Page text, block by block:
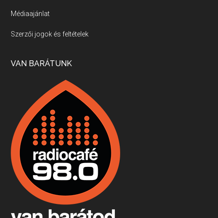
Villány, kékfrankos, Jackfall
Apr 17, 2026 • 00:35:38
Boston, teadélután, bab és homár
Apr 9, 2026 • 00:37:17
Fermentáljunk, a testünk meghálálja!
Apr 3, 2026 • 00:36:07
Médiaajánlat
Szerzői jogok és feltételek
VAN BARÁTUNK